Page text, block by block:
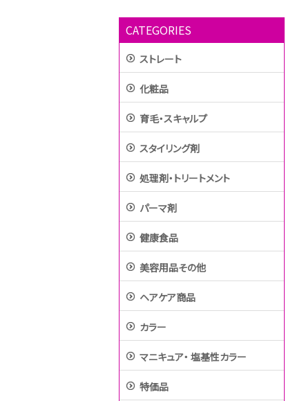
CATEGORIES
ストレート
化粧品
育毛・スキャルプ
スタイリング剤
処理剤・トリートメント
パーマ剤
健康食品
美容用品その他
ヘアケア商品
カラー
マニキュア・ 塩基性カラー
特価品